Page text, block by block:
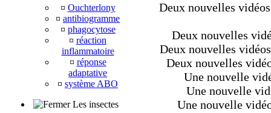
¤ Ouchterlony
¤ antibiogramme
¤ phagocytose
¤ réaction
inflammatoire
¤ réponse
adaptative
¤ système ABO
Les insectes
Deux nouvelles
Deux nouvelles
Deux nouvelles
Deux nouvelles
Une nouvelle
Une nouvelle
Une nouvelle